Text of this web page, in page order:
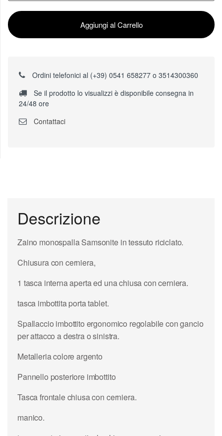
Aggiungi al Carrello
Ordini telefonici al (+39) 0541 658277 o 3514300360
Se il prodotto lo visualizzi è disponibile consegna in
24/48 ore
Contattaci
Descrizione
Zaino monospalla Samsonite in tessuto riciclato.
Chiusura con cerniera,
1 tasca interna aperta ed una chiusa con cerniera.
tasca imbottita porta tablet.
Spallaccio imbottito ergonomico regolabile con gancio
per attacco a destra o sinistra.
Metalleria colore argento
Pannello posteriore imbottito
Tasca frontale chiusa con cerniera.
manico.